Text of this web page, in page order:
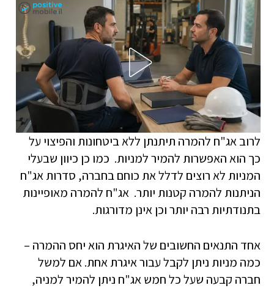
לרוב אג"ח להמרה תיתנתן ללא ביטחונות והפיצוי על
כך הוא האפשרות להמיר למניות. כמו כן כיוון שבעלי
המניות לא רוצים לדלל את כוחם בחברה, סדרות אג"ח
הניתנות להמרה קטנות יותר. אג"ח להמרה מאופיינות
בתנודתיות רבה יותר וכן אינן מדורגות.
אחד התנאים החשובים של האיגרת הוא יחס ההמרה –
כמה מניות ניתן לקבל עבור איגרת אחת. אם למשל
חברה קבעה שעל כל חמש אג"ח ניתן להמיר למניה,